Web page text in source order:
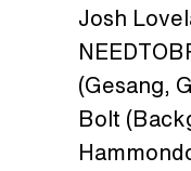
Josh
(Gesang,
Bolt